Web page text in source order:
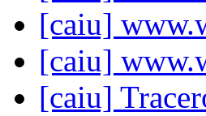
[caiu]
[caiu]
[caiu]